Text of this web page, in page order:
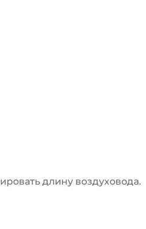
длину воздуховода.